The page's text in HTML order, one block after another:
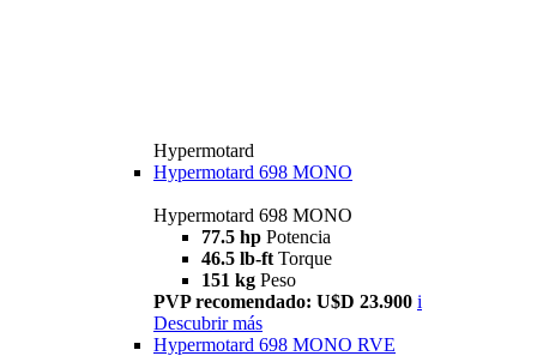
Hypermotard
Hypermotard 698 MONO
Hypermotard 698 MONO
77.5 hp Potencia
46.5 lb-ft Torque
151 kg Peso
PVP recomendado: U$D 23.900 i
Descubrir más
Hypermotard 698 MONO RVE